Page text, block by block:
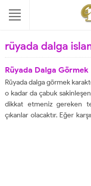
rüyada dalga
Rüyada Dalga Görmek
Rüyada dalga görmek
o kadar da çabuk
dikkat etmeniz gereken
çıkanlar olacaktır. Eğer